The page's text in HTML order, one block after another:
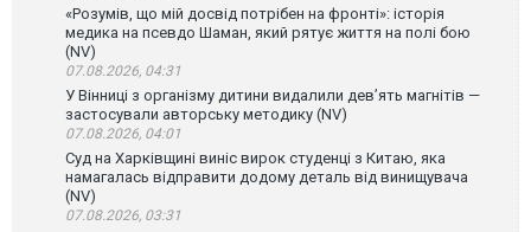
«Розумів, що мій досвід потрібен на фронті»: історія
медика на псевдо Шаман, який рятує життя на полі бою
(NV)
07.08.2026, 04:31
У Вінниці з організму дитини видалили дев’ять магнітів —
застосували авторську методику (NV)
07.08.2026, 04:01
Суд на Харківщині виніс вирок студенці з Китаю, яка
намагалась відправити додому деталь від винищувача
(NV)
07.08.2026, 03:31